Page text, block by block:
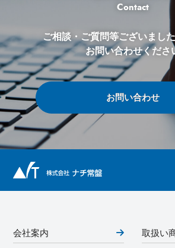
Contact
ご相談・ご質問等ございまし
お問い合わせくださ
お問い合わせ
会社案内 取扱い